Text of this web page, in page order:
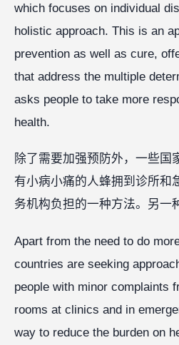
which focuses on individual
holistic approach. This is an
prevention as well as cure,
that address the multiple
asks people to take more
health.
除了需要加强预防外，一些国
有小病小痛的人蜂拥到诊所和
务机构负担的一种方法。另一
Apart from the need to do
countries are seeking
people with minor complaints
rooms at clinics and in
way to reduce the burden on